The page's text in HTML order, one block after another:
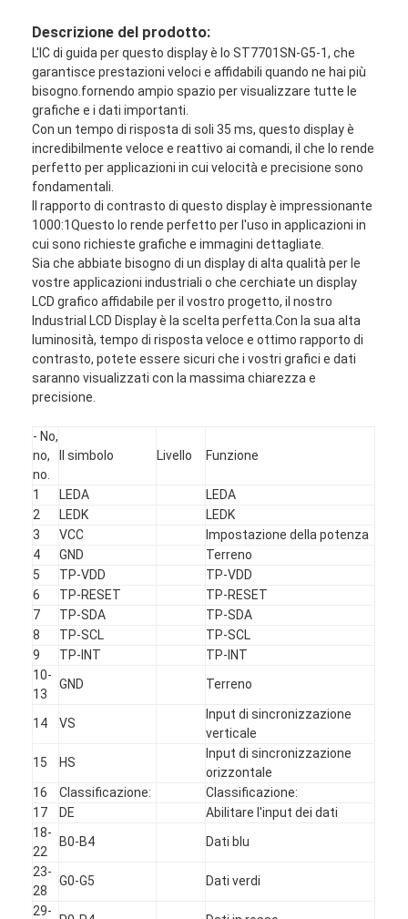
Descrizione del prodotto:
L'IC di guida per questo display è lo ST7701SN-G5-1, che
garantisce prestazioni veloci e affidabili quando ne hai più
bisogno.fornendo ampio spazio per visualizzare tutte le
grafiche e i dati importanti.
Con un tempo di risposta di soli 35 ms, questo display è
incredibilmente veloce e reattivo ai comandi, il che lo rende
perfetto per applicazioni in cui velocità e precisione sono
fondamentali.
Il rapporto di contrasto di questo display è impressionante
1000:1Questo lo rende perfetto per l'uso in applicazioni in
cui sono richieste grafiche e immagini dettagliate.
Sia che abbiate bisogno di un display di alta qualità per le
vostre applicazioni industriali o che cerchiate un display
LCD grafico affidabile per il vostro progetto, il nostro
Industrial LCD Display è la scelta perfetta.Con la sua alta
luminosità, tempo di risposta veloce e ottimo rapporto di
contrasto, potete essere sicuri che i vostri grafici e dati
saranno visualizzati con la massima chiarezza e
precisione.
- No,
no,
no.
Il simbolo Livello Funzione
1 LEDA
LEDA
2
LEDK
LEDK
3
VCC
Impostazione della potenza
4
GND
Terreno
5
TP-VDD
TP-VDD
6
TP-RESET
TP-RESET
7
TP-SDA
TP-SDA
8
TP-SCL
TP-SCL
9
TP-INT
TP-INT
10-
13
GND Terreno
14 VS
Input di sincronizzazione
verticale
15
HS
Input di sincronizzazione
orizzontale
16
Classificazione:
Classificazione:
17
DE
Abilitare l'input dei dati
18-
22
B0-B4 Dati blu
23-
28
G0-G5 Dati verdi
29-